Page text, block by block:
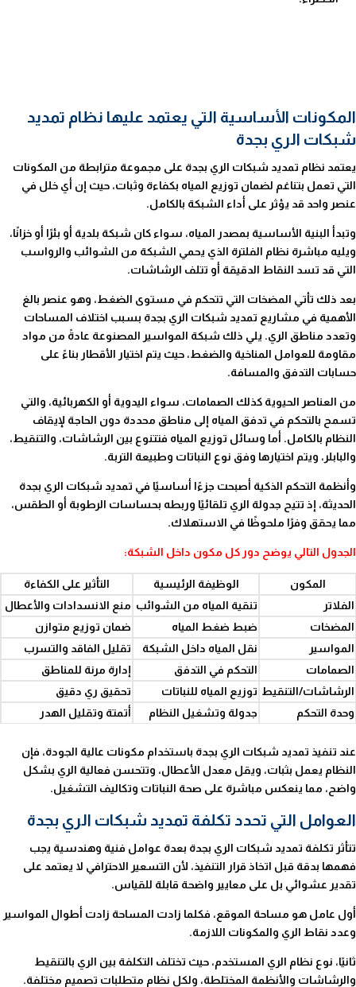
المكونات الأساسية التي يعتمد عليها نظام تمديد
شبكات الري بجدة
يعتمد نظام تمديد شبكات الري بجدة على مجموعة مترابطة من المكونات
التي تعمل بتناغم لضمان توزيع المياه بكفاءة وثبات، حيث إن أي خلل في
عنصر واحد قد يؤثر على أداء الشبكة بالكامل.
وتبدأ البنية الأساسية بمصدر المياه، سواء كان شبكة بلدية أو بئرًا أو خزانًا،
ويليه مباشرة نظام الفلترة الذي يحمي الشبكة من الشوائب والرواسب
التي قد تسد النقاط الدقيقة أو تتلف الرشاشات.
بعد ذلك تأتي المضخات التي تتحكم في مستوى الضغط، وهو عنصر بالغ
الأهمية في مشاريع تمديد شبكات الري بجدة بسبب اختلاف المساحات
وتعدد مناطق الري. يلي ذلك شبكة المواسير المصنوعة عادةً من مواد
مقاومة للعوامل المناخية والضغط، حيث يتم اختيار الأقطار بناءً على
حسابات التدفق والمسافة.
من العناصر الحيوية كذلك الصمامات، سواء اليدوية أو الكهربائية، والتي
تسمح بالتحكم في تدفق المياه إلى مناطق محددة دون الحاجة لإيقاف
النظام بالكامل. أما وسائل توزيع المياه فتتنوع بين الرشاشات، والتنقيط،
والبابلر، ويتم اختيارها وفق نوع النباتات وطبيعة التربة.
وأنظمة التحكم الذكية أصبحت جزءًا أساسيًا في تمديد شبكات الري بجدة
الحديثة، إذ تتيح جدولة الري تلقائيًا وربطه بحساسات الرطوبة أو الطقس،
مما يحقق وفرًا ملحوظًا في الاستهلاك.
الجدول التالي يوضح دور كل مكون داخل الشبكة:
المكون الوظيفة الرئيسية
التأثير على الكفاءة
الفلاتر
تنقية المياه من الشوائب منع الانسدادات والأعطال
المضخات
ضبط ضغط المياه
ضمان توزيع متوازن
المواسير
نقل المياه داخل الشبكة
تقليل الفاقد والتسرب
الصمامات
التحكم في التدفق
إدارة مرنة للمناطق
الرشاشات/التنقيط توزيع المياه للنباتات
تحقيق ري دقيق
وحدة التحكم
جدولة وتشغيل النظام أتمتة وتقليل الهدر
عند تنفيذ تمديد شبكات الري بجدة باستخدام مكونات عالية الجودة، فإن
النظام يعمل بثبات، ويقل معدل الأعطال، وتتحسن فعالية الري بشكل
واضح، مما ينعكس مباشرة على صحة النباتات وتكاليف التشغيل.
العوامل التي تحدد تكلفة تمديد شبكات الري بجدة
تتأثر تكلفة تمديد شبكات الري بجدة بعدة عوامل فنية وهندسية يجب
فهمها بدقة قبل اتخاذ قرار التنفيذ، لأن التسعير الاحترافي لا يعتمد على
تقدير عشوائي بل على معايير واضحة قابلة للقياس.
أول عامل هو مساحة الموقع، فكلما زادت المساحة زادت أطوال المواسير
وعدد نقاط الري والمكونات اللازمة.
ثانيًا، نوع نظام الري المستخدم، حيث تختلف التكلفة بين الري بالتنقيط
والرشاشات والأنظمة المختلطة، ولكل نظام متطلبات تصميم مختلفة.